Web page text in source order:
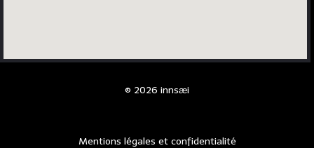
© 2026 innsӕi
Mentions légales et confidentialité